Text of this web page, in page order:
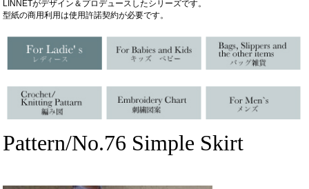
LINNETがデザイン＆プロデュースしたシリーズです。
型紙の商用利用は使用許諾契約が必要です。
Pattern/No.76 Simple Skirt